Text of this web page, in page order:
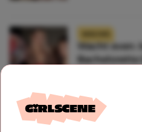
Wacht even:
Bachelorette